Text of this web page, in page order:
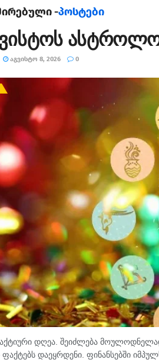
-პოსტები
ᲐᲒᲕᲘᲡᲢᲝ 8, 2026 0
დღეა. შეიძლება
დაეყრდენი. ფინანსებში